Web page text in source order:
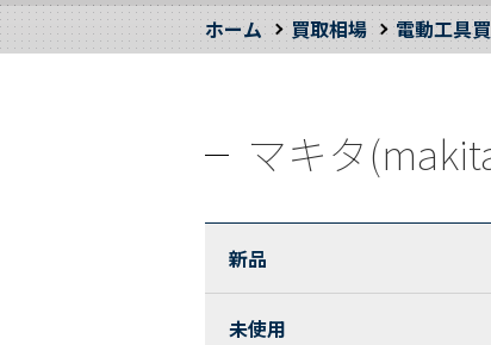
ホーム 買取相場 電動工具
マキタ
新品
未使用